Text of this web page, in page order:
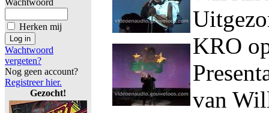
Wachtwoord
Herken mij
Wachtwoord
vergeten?
Nog geen account?
Registreer hier.
Gezocht!
KRO
van